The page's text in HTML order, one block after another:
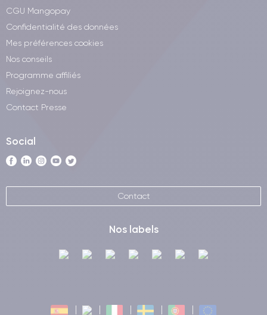
CGU Mangopay
Confidentialité des données
Mes préférences cookies
Nos conseils
Programme affiliés
Rejoignez-nous
Contact Presse
Social
Contact
Nos labels